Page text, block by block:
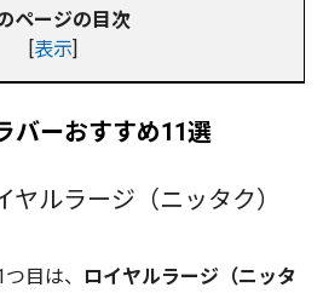
ページの目次
[表示]
バーおすすめ11選
ルラージ（ニッタク）
目は、
ロイヤルラージ（ニッタ